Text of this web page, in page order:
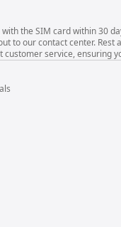
the SIM card within 30
to our contact center. Rest
service, ensuring